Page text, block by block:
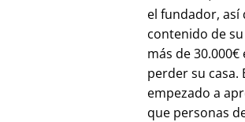
el fundador,
contenido de
más de
perder su casa.
empezado a
que personas